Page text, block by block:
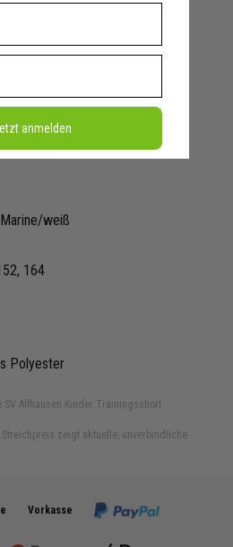
Alfhausen Kinder Trainingsshort
Streichpreis zeigt aktuelle, unverbindliche
weiß
164
Polyester
Vorkasse
anmelden